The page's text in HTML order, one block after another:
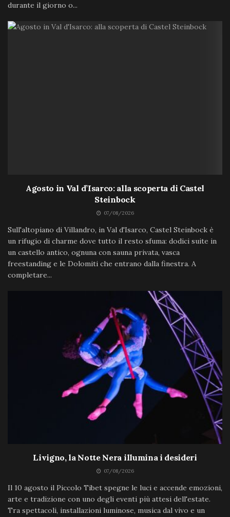
durante il giorno o...
Agosto in Val d’Isarco: alla scoperta di Castel
Steinbock
07/08/2026
Sull'altopiano di Villandro, in Val d'Isarco, Castel Steinbock è
un rifugio di charme dove tutto il resto sfuma: dodici suite in
un castello antico, ognuna con sauna privata, vasca
freestanding e le Dolomiti che entrano dalla finestra. A
completare...
Livigno, la Notte Nera illumina i desideri
07/08/2026
Il 10 agosto il Piccolo Tibet spegne le luci e accende emozioni,
arte e tradizione con uno degli eventi più attesi dell'estate.
Tra spettacoli, installazioni luminose, musica dal vivo e un